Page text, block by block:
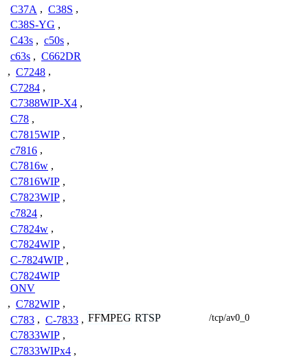
C37A , C38S ,
C38S-YG ,
C43s , c50s ,
c63s , C662DR
, C7248 ,
C7284 ,
C7388WIP-X4 ,
C78 ,
C7815WIP ,
c7816 ,
C7816w ,
C7816WIP ,
C7823WIP ,
c7824 ,
C7824w ,
C7824WIP ,
C-7824WIP ,
C7824WIP
ONV
, C782WIP ,
C783 , C-7833 ,
C7833WIP ,
C7833WIPx4 ,
FFMPEG RTSP /tcp/av0_0